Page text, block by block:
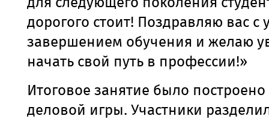
дорогого стоит! Поздравляю вас с
завершением обучения и желаю
начать свой путь в профессии!»
Итоговое занятие было
деловой игры. Участники